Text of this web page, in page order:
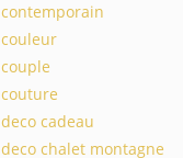
contemporain
couleur
couple
couture
deco cadeau
deco chalet montagne